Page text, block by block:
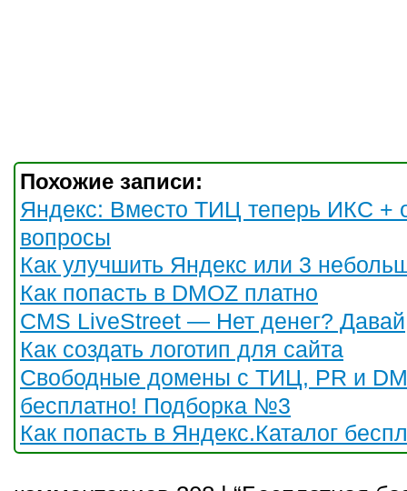
Похожие записи:
Яндекс: Вместо ТИЦ теперь ИКС +
вопросы
Как улучшить Яндекс или 3
Как попасть в DMOZ платно
CMS LiveStreet — Нет денег?
Как создать логотип для сайта
Свободные домены с ТИЦ, PR и
бесплатно! Подборка №3
Как попасть в Яндекс.Каталог